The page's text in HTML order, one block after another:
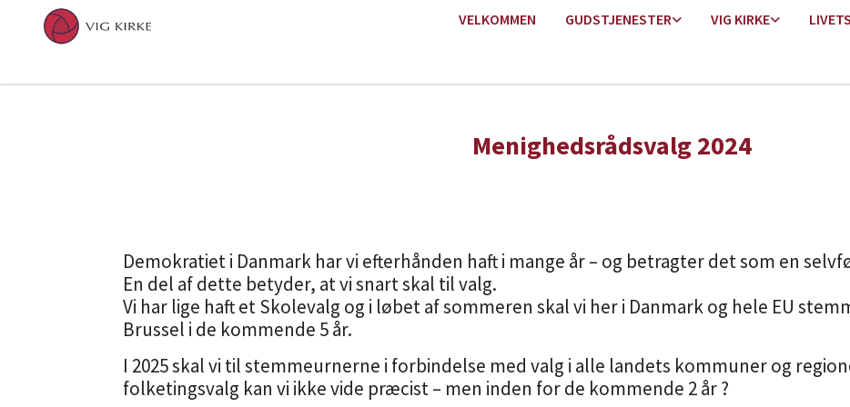
VELKOMMEN GUDSTJENESTER VIG KIRKE
Menighedsrådsvalg 2024
Demokratiet i Danmark har vi efterhånden haft i mange år – og betragter det som en
En del af dette betyder, at vi snart skal til valg.
Vi har lige haft et Skolevalg og i løbet af sommeren skal vi her i Danmark og hele EU
Brussel i de kommende 5 år.
I 2025 skal vi til stemmeurnerne i forbindelse med valg i alle landets kommuner og
folketingsvalg kan vi ikke vide præcist – men inden for de kommende 2 år ?